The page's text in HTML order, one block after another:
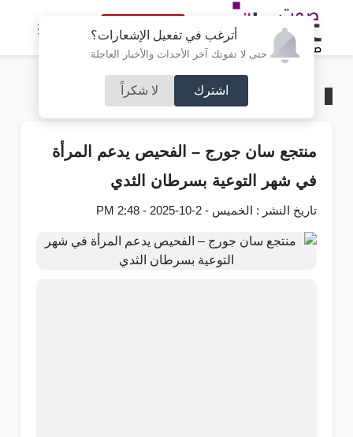
أترغب في تفعيل الإشعارات؟
حتى لا تفوتك آخر الأحداث والأخبار العاجلة
اشترك لا شكراً
النسخة الكاملة
محليات
منتجع سان جورج – الفحيص يدعم المرأة
في شهر التوعية بسرطان الثدي
تاريخ النشر : الخميس - 2-10-2025 - 2:48 PM